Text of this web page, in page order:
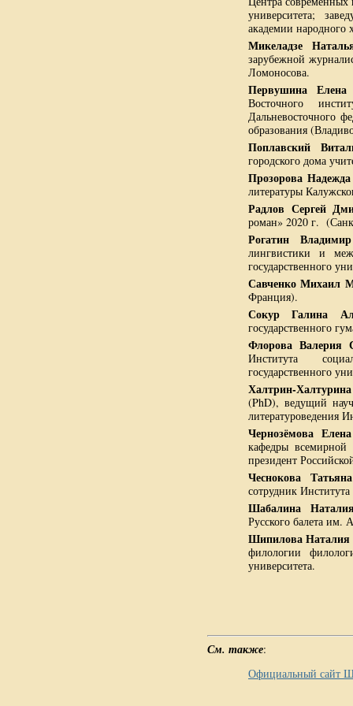
университета;
академии народного
Микеладзе
зарубежной
Ломоносова.
Первушина Елена
Восточного
Дальневосточного
образования
Поплавский
городского дома
Прозорова
литературы
Радлов Сергей
роман» 2020 г.
Рогатин
лингвистики и
государственного
Савченко Михаил
Франция).
Сокур Галина
государственного
Флорова Валерия
Института
государственного
Халтрин-
(PhD), ведущий
литературоведения
Чернозёмова
кафедры всемирной
президент
Чеснокова
сотрудник
Шабалина
Русского балета им.
Шипилова Наталия
филологии
университета.
См. также:
Официальный сайт